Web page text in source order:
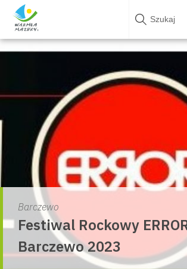
Skip
Barczewo
Festiwal Rockowy
Barczewo 2023